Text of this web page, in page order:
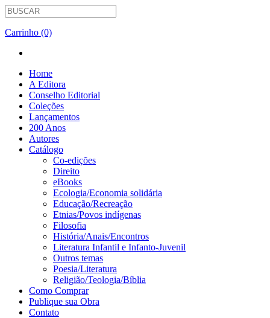
Carrinho (0)
Home
A Editora
Conselho Editorial
Coleções
Lançamentos
200 Anos
Autores
Catálogo
Co-edições
Direito
eBooks
Ecologia/Economia solidária
Educação/Recreação
Etnias/Povos indígenas
Filosofia
História/Anais/Encontros
Literatura Infantil e Infanto-Juvenil
Outros temas
Poesia/Literatura
Religião/Teologia/Bíblia
Como Comprar
Publique sua Obra
Contato